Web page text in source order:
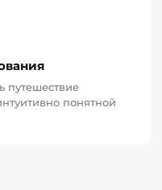
путешествие
понятной